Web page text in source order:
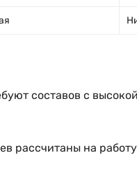
составов с
рассчитаны на